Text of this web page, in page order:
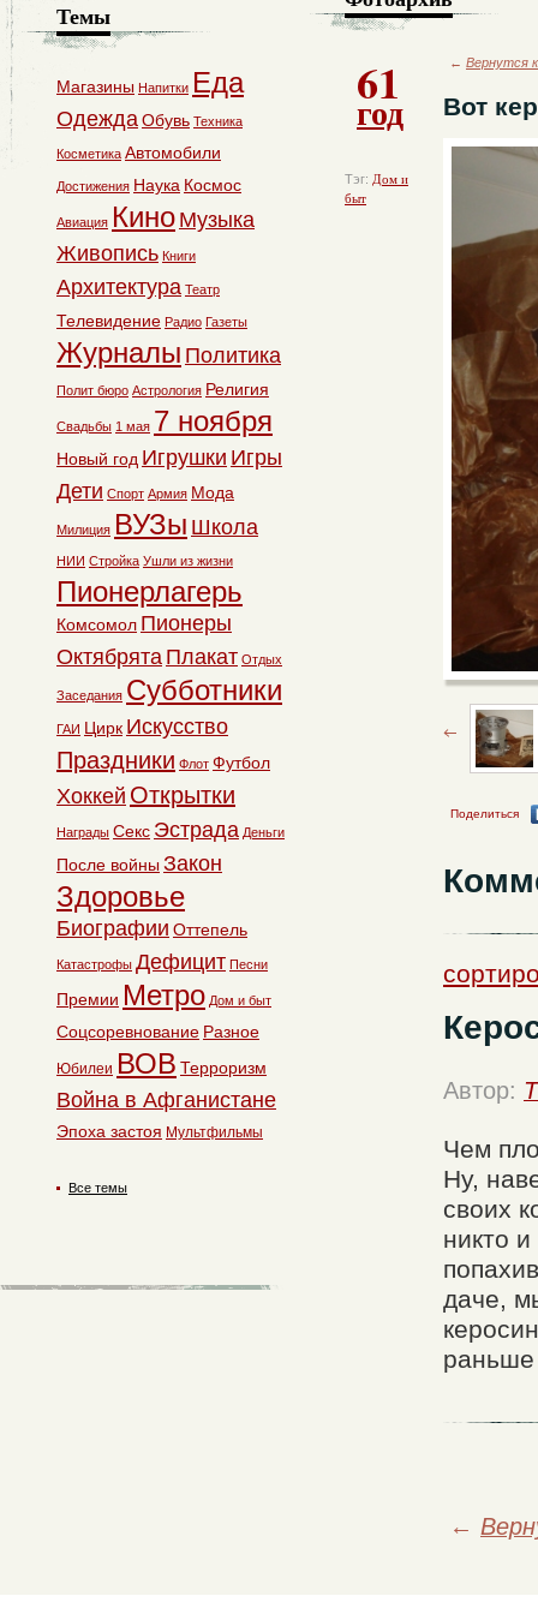
61
год
Тэг: Дом и
быт
← Вернутся
Вот
Поделиться
Автор:
Чем
Ну,
своих
никто
даче,
←
Темы
Магазины Напитки Еда
ОдеждаОбувь Техника
Косметика Автомобили
Достижения Наука Космос
Авиация Кино Музыка
Живопись Книги
Архитектура Театр
Телевидение Радио Газеты
Журналы Политика
Полит бюро Астрология Религия
Свадьбы 1 мая 7 ноября
Новый год Игрушки Игры
Дети Спорт Армия Мода
Милиция ВУЗы Школа
НИИ Стройка Ушли из жизни
Пионерлагерь
Комсомол Пионеры
Октябрята Плакат Отдых
Заседания Субботники
ГАИ Цирк Искусство
Праздники Флот Футбол
Хоккей Открытки
Награды Секс Эстрада Деньги
После войны Закон
Здоровье
Биографии Оттепель
Катастрофы Дефицит Песни
Премии Метро Дом и быт
Соцсоревнование Разное
Юбилеи ВОВ Терроризм
Война в Афганистане
Эпоха застоя Мультфильмы
Все темы